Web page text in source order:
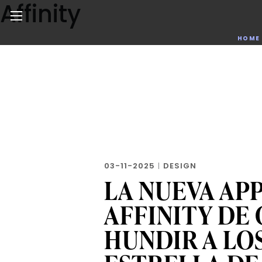
Skip
to
content
Noticias de negocios, innovación, tecnología y HOME
Affinity
03-11-2025 | DESIGN
LA NUEVA
AFFINITY DE
HUNDIR A